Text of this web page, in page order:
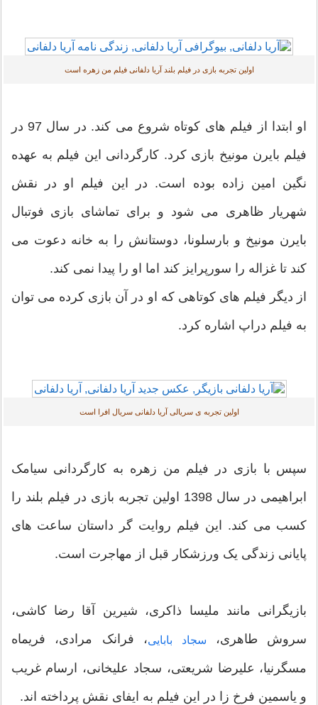
اولین تجربه بازی در فیلم بلند آریا دلفانی فیلم من زهره است
او ابتدا از فیلم های کوتاه شروع می کند. در سال 97 در
فیلم بایرن مونیخ بازی کرد. کارگردانی این فیلم به عهده
نگین امین زاده بوده است. در این فیلم او در نقش
شهریار ظاهری می شود و برای تماشای بازی فوتبال
بایرن مونیخ و بارسلونا، دوستانش را به خانه دعوت می
کند تا غزاله را سورپرایز کند اما او را پیدا نمی کند.
از دیگر فیلم های کوتاهی که او در آن بازی کرده می توان
به فیلم دراپ اشاره کرد.
اولین تجربه ی سریالی آریا دلفانی سریال افرا است
سپس با بازی در فیلم من زهره به کارگردانی سیامک
ابراهیمی در سال 1398 اولین تجربه بازی در فیلم بلند را
کسب می کند. این فیلم روایت گر داستان ساعت های
پایانی زندگی یک ورزشکار قبل از مهاجرت است.
بازیگرانی مانند ملیسا ذاکری، شیرین آقا رضا کاشی،
سروش طاهری،
سجاد بابایی، فرانک مرادی، فریماه
مسگرنیا، علیرضا شریعتی، سجاد علیخانی، ارسام غریب
و یاسمین فرخ زا در این فیلم به ایفای نقش پرداخته اند.